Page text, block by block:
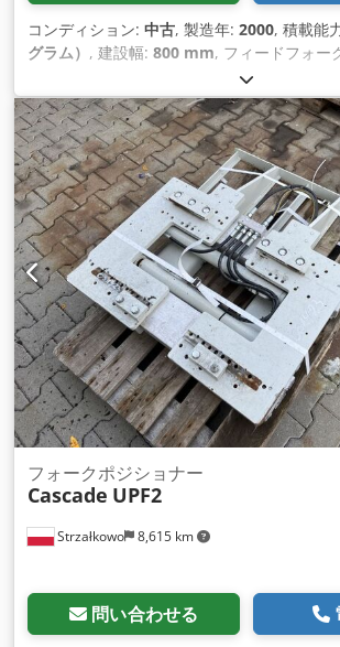
コンディション: 中古, 製造年: 2000, 積載能
グラム） , 建設幅: 800 mm, フィードフォー
クラス: ISO クラス 3 = 2,500 - 4,999 kg
Agqorf 技術的状態：良好 説明: ISO 3A (51
3600 kg 幅 800 mm ID OS863
Strzałkowo 8,615 km
フォークポジショナー
Cascade UPF2
問い合わせる